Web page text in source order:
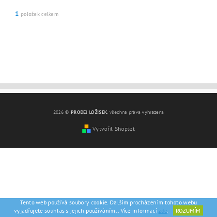
1 položek celkem
2026 © PRODEJ LOŽISEK, všechna práva vyhrazena
Vytvořil Shoptet
Tento web používá soubory cookie. Dalším procházením tohoto webu
vyjadřujete souhlas s jejich používáním.. Více informací zde. ROZUMÍM